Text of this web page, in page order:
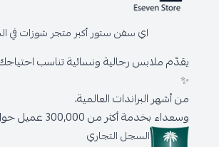
اي سفن ستور أكبر متجر شوزات في
يقدّم ملابس رجالية ونسائية تناسب
✨
من أشهر البراندات العالمية،
وسعداء بخدمة أكثر من 300,000 عميل حول المملكة.
السجل التجاري